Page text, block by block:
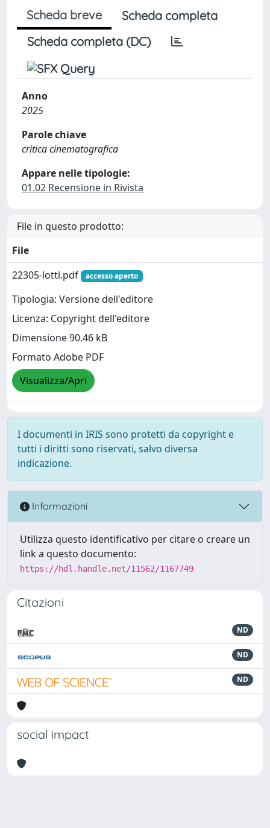
Scheda breve
Scheda completa
Scheda completa (DC)
Anno
2025
Parole chiave
critica cinematografica
Appare nelle tipologie:
01.02 Recensione in Rivista
File in questo prodotto:
File
22305-lotti.pdf
accesso aperto
Tipologia: Versione dell'editore
Licenza: Copyright dell'editore
Dimensione 90.46 kB
Formato Adobe PDF
Visualizza/Apri
I documenti in IRIS sono protetti da copyright e
tutti i diritti sono riservati, salvo diversa
indicazione.
Informazioni
Utilizza questo identificativo per citare o creare un
link a questo documento:
https://hdl.handle.net/11562/1167749
Citazioni
ND
ND
ND
social impact